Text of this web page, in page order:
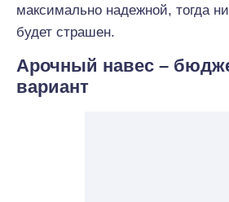
максимально надежной, тогда
будет страшен.
Арочный навес –
вариант